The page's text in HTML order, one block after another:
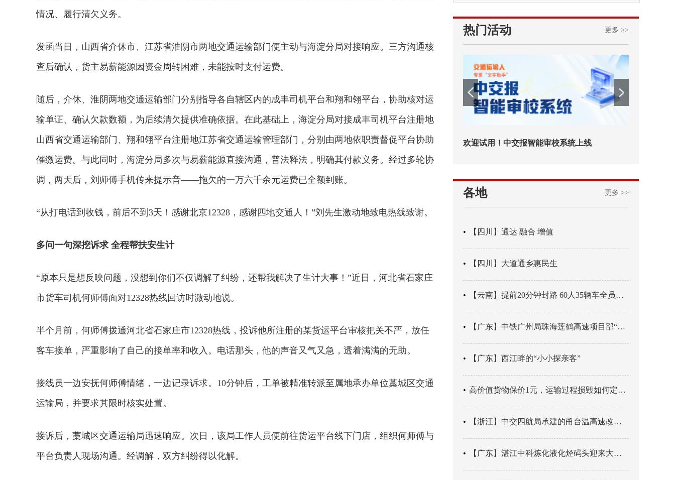
情况、履行清欠义务。
发函当日，山西省介休市、江苏省淮阴市两地交通运输部门便主动与海淀分局对接响应。三方沟通核
查后确认，货主易薪能源因资金周转困难，未能按时支付运费。
随后，介休、淮阴两地交通运输部门分别指导各自辖区内的成丰司机平台和翔和翎平台，协助核对运
输单证、确认欠款数额，为后续清欠提供准确依据。在此基础上，海淀分局对接成丰司机平台注册地
山西省交通运输部门、翔和翎平台注册地江苏省交通运输管理部门，分别由两地依职责督促平台协助
催缴运费。与此同时，海淀分局多次与易薪能源直接沟通，普法释法，明确其付款义务。经过多轮协
调，两天后，刘师傅手机传来提示音——拖欠的一万六千余元运费已全额到账。
“从打电话到收钱，前后不到3天！感谢北京12328，感谢四地交通人！”刘先生激动地致电热线致谢。
多问一句深挖诉求 全程帮扶安生计
“原本只是想反映问题，没想到你们不仅调解了纠纷，还帮我解决了生计大事！”近日，河北省石家庄
市货车司机何师傅面对12328热线回访时激动地说。
半个月前，何师傅拨通河北省石家庄市12328热线，投诉他所注册的某货运平台审核把关不严，放任
客车接单，严重影响了自己的接单率和收入。电话那头，他的声音又气又急，透着满满的无助。
接线员一边安抚何师傅情绪，一边记录诉求。10分钟后，工单被精准转派至属地承办单位藁城区交通
运输局，并要求其限时核实处置。
接诉后，藁城区交通运输局迅速响应。次日，该局工作人员便前往货运平台线下门店，组织何师傅与
平台负责人现场沟通。经调解，双方纠纷得以化解。
热门活动 更多 >>
2026年中国航海日论坛 交通运输执法“我是大队长”主题活动 欢迎试用！中交报智能审校系统上线
各地 更多 >>
【四川】通达 融合 增值
【四川】大道通乡惠民生
【云南】提前20分钟封路 60人35辆车全员平安
【广东】中铁广州局珠海莲鹤高速项目部“靶向施训”筑牢应急处置防线
【广东】西江畔的“小小探亲客”
高价值货物保价1元，运输过程损毁如何定责？
【浙江】中交四航局承建的甬台温高速改扩建工程台州南段TJ06标段恢复双向通行
【广东】湛江中科炼化液化烃码头迎来大型外贸液化气船首靠